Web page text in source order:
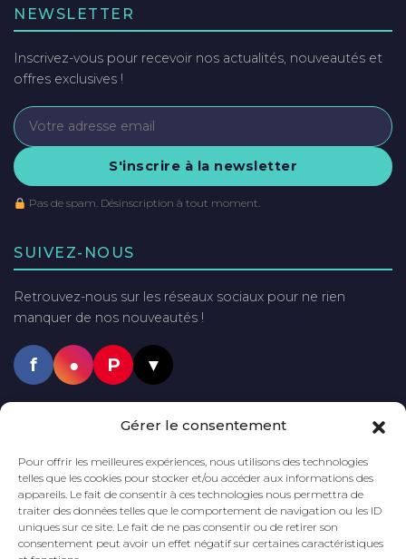
Gérer le consentement
Pour offrir les meilleures expériences, nous utilisons des technologies
telles que les cookies pour stocker et/ou accéder aux informations des
appareils. Le fait de consentir à ces technologies nous permettra de
traiter des données telles que le comportement de navigation ou les ID
uniques sur ce site. Le fait de ne pas consentir ou de retirer son
consentement peut avoir un effet négatif sur certaines caractéristiques
NEWSLETTER
Inscrivez-vous pour recevoir nos actualités, nouveautés et
offres exclusives !
S'inscrire à la newsletter
Pas de spam. Désinscription à tout moment.
SUIVEZ-NOUS
Retrouvez-nous sur les réseaux sociaux pour ne rien
manquer de nos nouveautés !
f ● P ▼
LIVRAISON GRATUITEDÈS 60€
D'ACHAT*
DÉLAI DE LIVRAISON 2 à 5 JOURS